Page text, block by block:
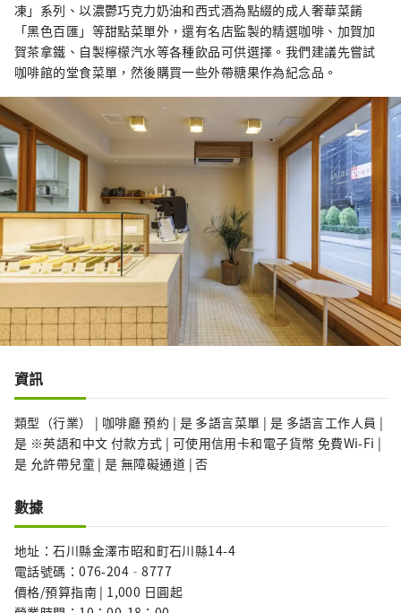
凍」系列、以濃鬱巧克力奶油和西式酒為點綴的成人奢華菜餚
「黑色百匯」等甜點菜單外，還有名店監製的精選咖啡、加賀加
賀茶拿鐵、自製檸檬汽水等各種飲品可供選擇。我們建議先嘗試
咖啡館的堂食菜單，然後購買一些外帶糖果作為紀念品。
資訊
類型（行業） | 咖啡廳 預約 | 是 多語言菜單 | 是 多語言工作人員 |
是 ※英語和中文 付款方式 | 可使用信用卡和電子貨幣 免費Wi-Fi |
是 允許帶兒童 | 是 無障礙通道 | 否
數據
地址：石川縣金澤市昭和町石川縣14-4
電話號碼：076-204‐8777
價格/預算指南 | 1,000 日圓起